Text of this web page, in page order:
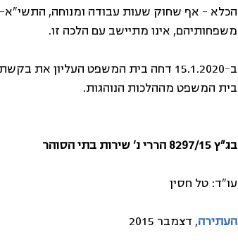
משפחותיהם, אינו מתיישב עם הלכה זו.
ב-15.1.2020 דחה בית המשפט העליון
בית המשפט מההלכות הנוהגות.
בג"ץ 8297/15 הררי נ' שירות בתי הסוהר
עו"ד: טל חסין
העתירה, דצמבר 2015